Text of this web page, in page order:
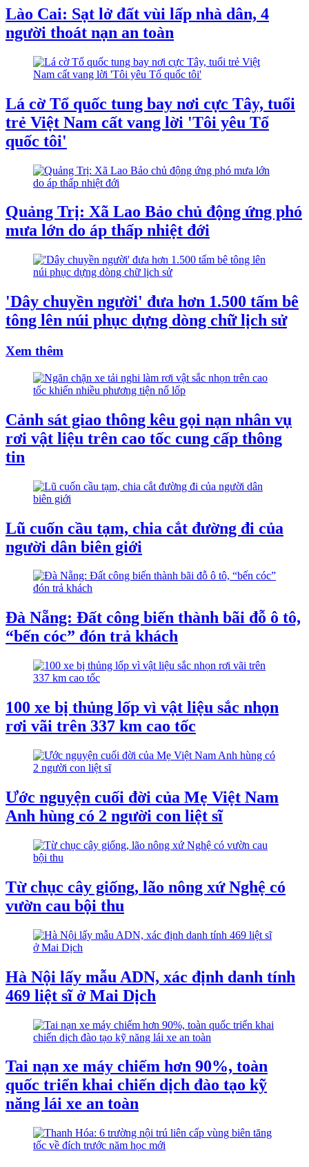
Lào Cai: Sạt lở đất vùi lấp nhà dân, 4
người thoát nạn an toàn
Lá cờ Tổ quốc tung bay nơi cực Tây, tuổi
trẻ Việt Nam cất vang lời 'Tôi yêu Tổ
quốc tôi'
Quảng Trị: Xã Lao Bảo chủ động ứng phó
mưa lớn do áp thấp nhiệt đới
'Dây chuyền người' đưa hơn 1.500 tấm bê
tông lên núi phục dựng dòng chữ lịch sử
Xem thêm
Cảnh sát giao thông kêu gọi nạn nhân vụ
rơi vật liệu trên cao tốc cung cấp thông
tin
Lũ cuốn cầu tạm, chia cắt đường đi của
người dân biên giới
Đà Nẵng: Đất công biến thành bãi đỗ ô tô,
“bến cóc” đón trả khách
100 xe bị thủng lốp vì vật liệu sắc nhọn
rơi vãi trên 337 km cao tốc
Ước nguyện cuối đời của Mẹ Việt Nam
Anh hùng có 2 người con liệt sĩ
Từ chục cây giống, lão nông xứ Nghệ có
vườn cau bội thu
Hà Nội lấy mẫu ADN, xác định danh tính
469 liệt sĩ ở Mai Dịch
Tai nạn xe máy chiếm hơn 90%, toàn
quốc triển khai chiến dịch đào tạo kỹ
năng lái xe an toàn